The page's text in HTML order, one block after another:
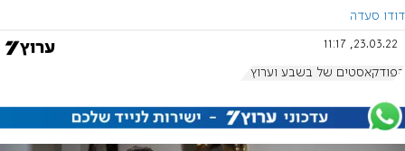
דודו סעדה
23.03.22, 11:17
הפודקאסטים של בשבע וערוץ 7